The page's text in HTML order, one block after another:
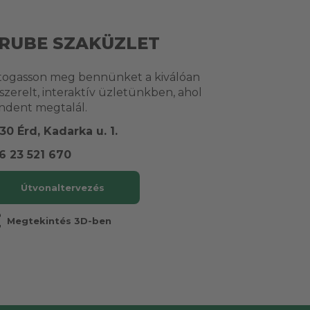
SZAKÜZLET
meg bennünket a kiválóan
interaktív üzletünkben, ahol
megtalál.
Érd, Kadarka u. 1.
23 521 670
Útvonaltervezés
Megtekintés 3D-ben